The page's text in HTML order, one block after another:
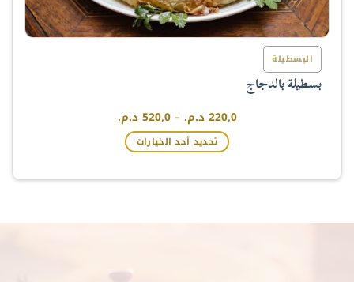
البسطيلة
بسطيلة بالدجاج
220,0 د.م. –
520,0 د.م.نطاق
السعر:
تحديد أحد الخيارات
العديد